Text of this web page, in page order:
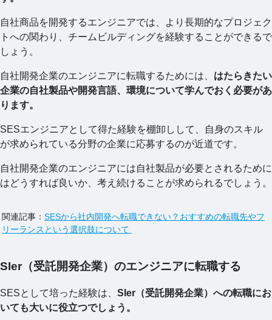
自社商品を開発するエンジニアでは、より長期的なプロジェク
トへの関わり、チームビルディングを経験することができるで
しょう。
自社開発企業のエンジニアに転職するためには、 はたらきたい
企業の自社製品や開発言語、環境について学んでおく必要があ
ります。
SESエンジニアとして得た経験を棚卸しして、自身のスキル
が求められている分野の企業に応募するのが近道です。
自社開発企業のエンジニアには自社製品が必要とされるために
はどうすれば良いか、考え続けることが求められるでしょう。
関連記事： SESから社内開発へ転職できない？おすすめの転職先やフ
リーランスという選択肢について
SIer（受託開発企業）のエンジニアに転職する
SESとして培った経験は、 SIer（受託開発企業）への転職にお
いても大いに役立つでしょう。